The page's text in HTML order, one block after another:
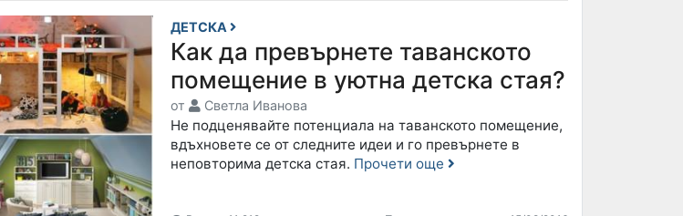
ДЕТСКА
Как да превърнете таванското
помещение в уютна детска стая?
от Светла Иванова
Не подценявайте потенциала на таванското помещение,
вдъхновете се от следните идеи и го превърнете в
неповторима детска стая. Прочети още